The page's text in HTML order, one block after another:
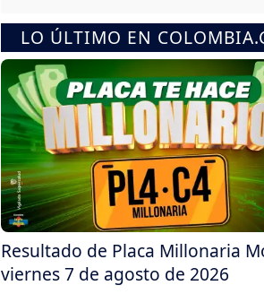
LO ÚLTIMO EN
Resultado de Placa Millonaria
viernes 7 de agosto de 2026